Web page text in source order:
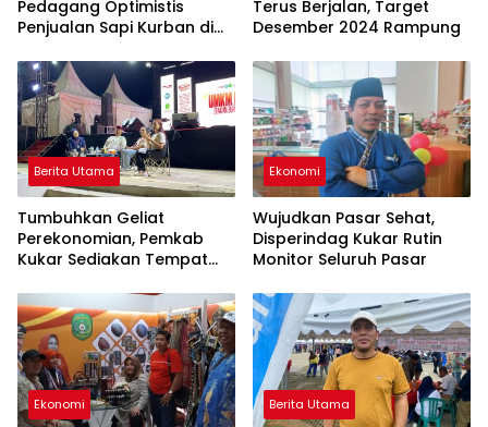
Pedagang Optimistis
Penjualan Sapi Kurban di
Terus Berjalan, Target
Desember 2024 Rampung
Berita Utama
Tumbuhkan Geliat
Perekonomian, Pemkab
Kukar Sediakan Tempat
Ekonomi
Wujudkan Pasar Sehat,
Disperindag Kukar Rutin
Monitor Seluruh Pasar
Ekonomi Berita Utama